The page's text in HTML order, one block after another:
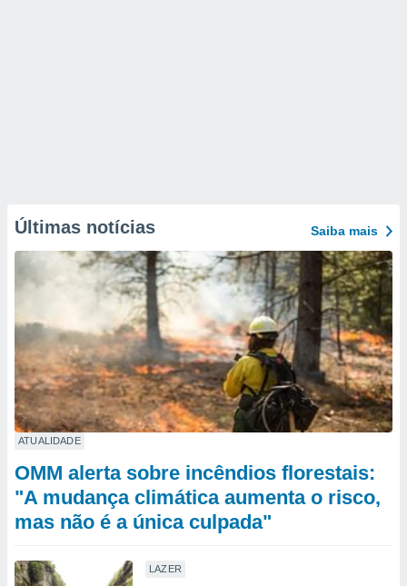
Últimas notícias Saiba mais
ATUALIDADE
OMM alerta sobre incêndios florestais:
"A mudança climática aumenta o risco,
mas não é a única culpada"
LAZER